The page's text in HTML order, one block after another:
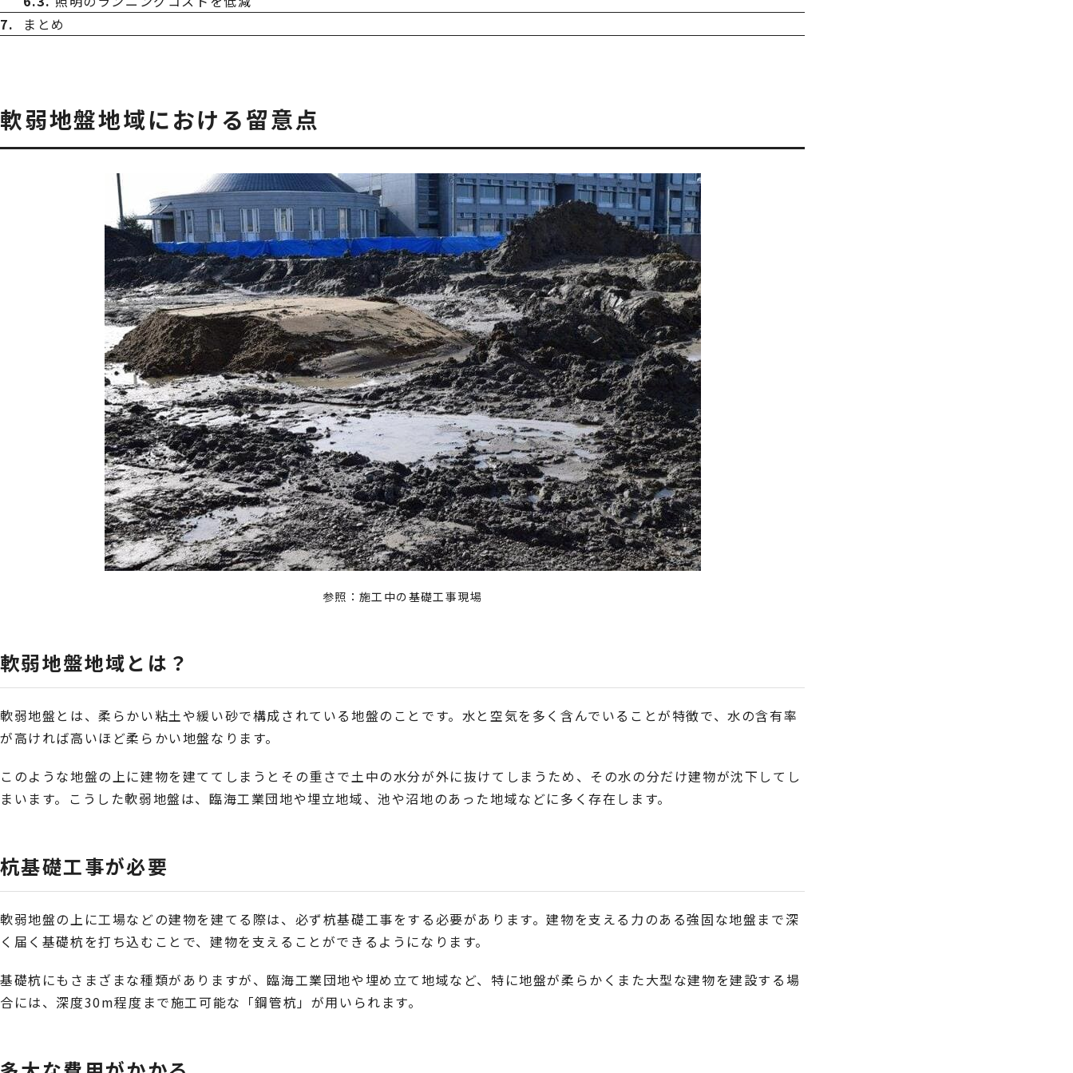
まとめ
軟弱地盤地域における留意点
参照：施工中の基礎工事現場
軟弱地盤地域とは？
軟弱地盤とは、柔らかい粘土や緩い砂で構成されている地盤のことです。水と空気を多く含んでいることが特徴で、水の含有率
が高ければ高いほど柔らかい地盤なります。
このような地盤の上に建物を建ててしまうとその重さで土中の水分が外に抜けてしまうため、その水の分だけ建物が沈下してし
まいます。こうした軟弱地盤は、臨海工業団地や埋立地域、池や沼地のあった地域などに多く存在します。
杭基礎工事が必要
軟弱地盤の上に工場などの建物を建てる際は、必ず杭基礎工事をする必要があります。建物を支える力のある強固な地盤まで深
く届く基礎杭を打ち込むことで、建物を支えることができるようになります。
基礎杭にもさまざまな種類がありますが、臨海工業団地や埋め立て地域など、特に地盤が柔らかくまた大型な建物を建設する場
合には、深度30m程度まで施工可能な「鋼管杭」が用いられます。